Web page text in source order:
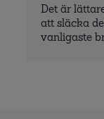
Det är
att släcka
vanligaste